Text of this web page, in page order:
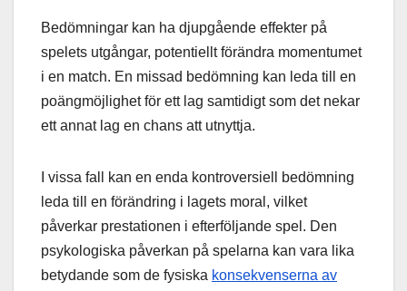
Bedömningar kan ha djupgående effekter på
spelets utgångar, potentiellt förändra momentumet
i en match. En missad bedömning kan leda till en
poängmöjlighet för ett lag samtidigt som det nekar
ett annat lag en chans att utnyttja.
I vissa fall kan en enda kontroversiell bedömning
leda till en förändring i lagets moral, vilket
påverkar prestationen i efterföljande spel. Den
psykologiska påverkan på spelarna kan vara lika
betydande som de fysiska konsekvenserna av